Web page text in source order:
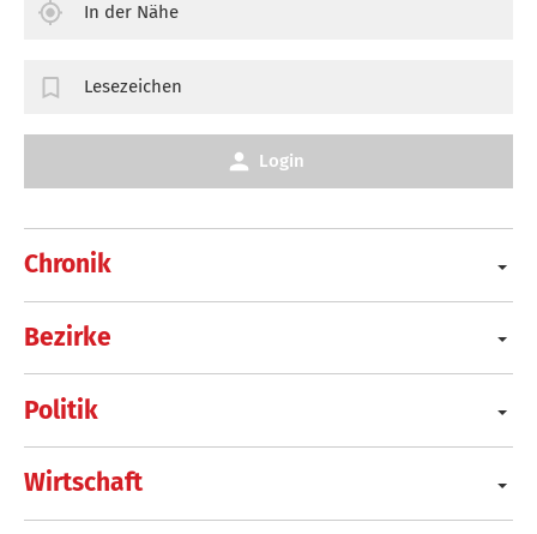
Chronik
Bezirke
Politik
Wirtschaft
In der Nähe
Lesezeichen
Login